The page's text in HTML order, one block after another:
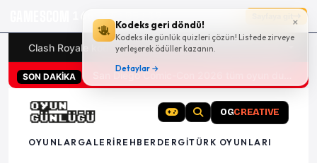
×
Kodeks geri döndü!
Kodeks ile günlük quizleri çözün! Listede zirveye
yerleşerek ödüller kazanın.
Detaylar →
16g 04:05:18
Clash Royale kodları Türk oyunları (PC ve konsollar) -
SON DAKİKA
OGCREATIVE
OYUNLAR GALERI REHBER DERGITÜRK OYUNLARI